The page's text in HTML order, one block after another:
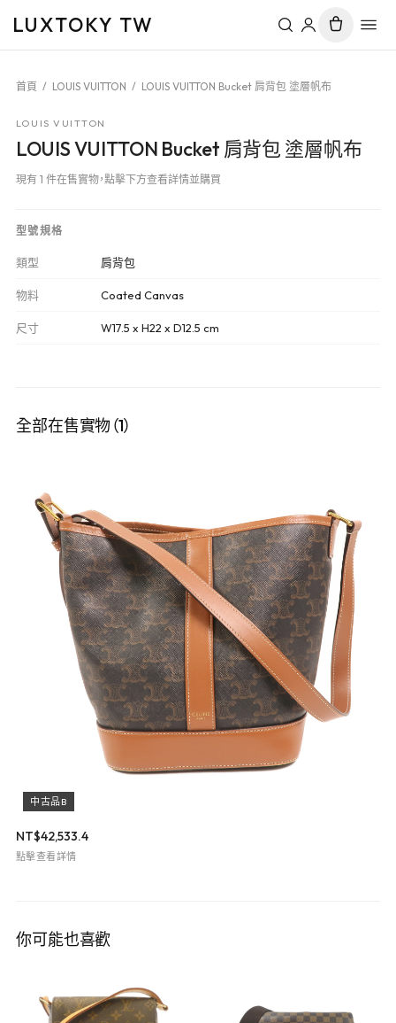
LUXTOKY TW
首頁 / LOUIS VUITTON / LOUIS VUITTON Bucket 肩背包 塗層帆布
LOUIS VUITTON
LOUIS VUITTON Bucket 肩背包 塗層帆布
現有 1 件在售實物，點擊下方查看詳情並購買
型號規格
類型 肩背包
物料 Coated Canvas
尺寸 W17.5 x H22 x D12.5 cm
全部在售實物（1）
中古品B
NT$42,533.4
點擊查看詳情
你可能也喜歡